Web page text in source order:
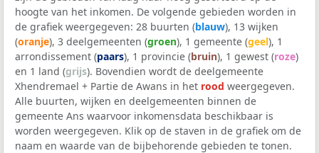
hoogte van het inkomen. De volgende gebieden worden in
de grafiek weergegeven: 28 buurten (blauw), 13 wijken
(oranje), 3 deelgemeenten (groen), 1 gemeente (geel), 1
arrondissement (paars), 1 provincie (bruin), 1 gewest (roze)
en 1 land (grijs). Bovendien wordt de deelgemeente
Xhendremael + Partie de Awans in het rood weergegeven.
Alle buurten, wijken en deelgemeenten binnen de
gemeente Ans waarvoor inkomensdata beschikbaar is
worden weergegeven. Klik op de staven in de grafiek om de
naam en waarde van de bijbehorende gebieden te tonen.